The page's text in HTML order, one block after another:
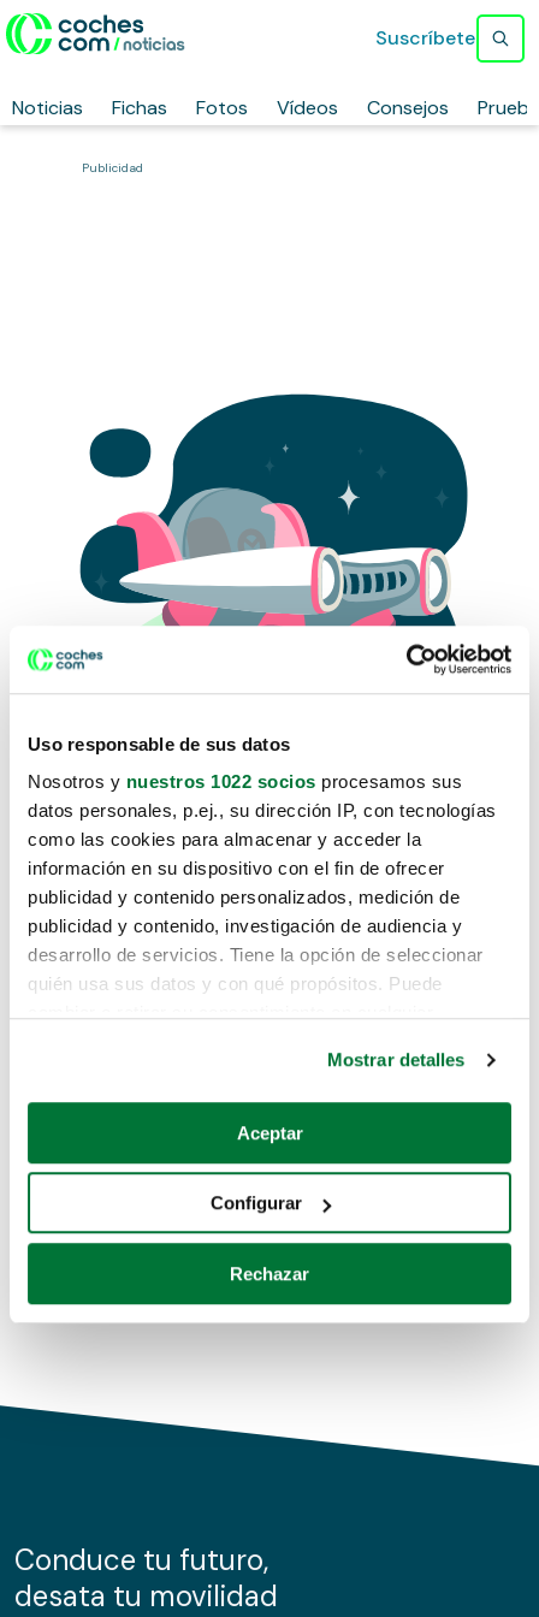
Uso responsable de sus datos
Nosotros y nuestros 1022 socios procesamos sus
datos personales, p.ej., su dirección IP, con tecnologías
como las cookies para almacenar y acceder la
información en su dispositivo con el fin de ofrecer
publicidad y contenido personalizados, medición de
publicidad y contenido, investigación de audiencia y
desarrollo de servicios. Tiene la opción de seleccionar
quién usa sus datos y con qué propósitos. Puede
Si lo permite, también quisiéramos:
Recopilar información sobre su ubicación geográfica
Identificar su dispositivo analizándolo activamente
para buscar características específicas (huellas
Obtenga más información sobre cómo se procesan sus
de cookies.
información sobre el uso que haga del sitio web con
nuestros partners de redes sociales, publicidad y análisis
Mostrar detalles
Aceptar
Configurar
Rechazar
Noticias Fichas Fotos Vídeos Consejos
Suscríbete
Publicidad
Lo sentimos, no sabemos como
te hemos traido hasta aquí.
Pero puedes encontrar el coche que estás
buscando en alguno de estos enlaces:
Coches de segunda mano
Coches de km0
Conduce tu futuro,
desata tu movilidad